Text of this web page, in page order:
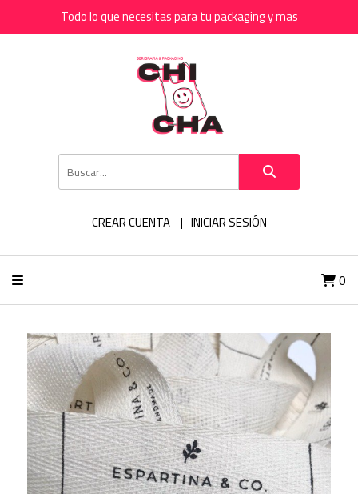
Todo lo que necesitas para tu packaging y mas
CREAR CUENTA INICIAR SESIÓN
0